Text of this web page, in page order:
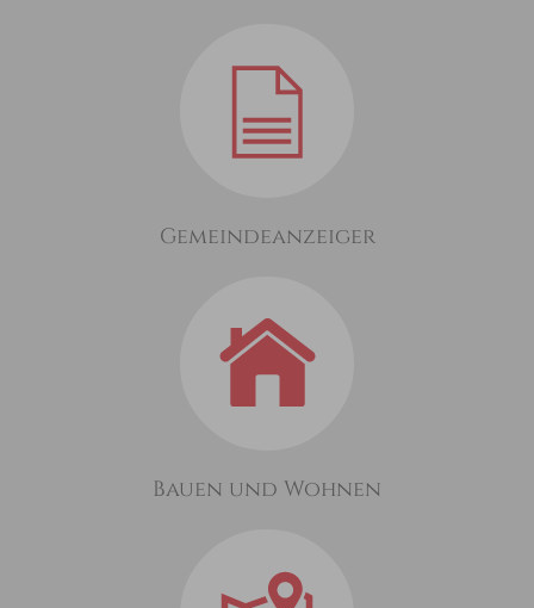
Gemeindeanzeiger
Bauen und Wohnen